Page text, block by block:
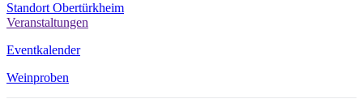
Standort Obertürkheim
Veranstaltungen
Eventkalender
Weinproben